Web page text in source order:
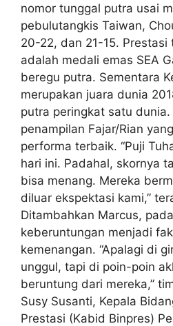
nomor tunggal putra usai
pebulutangkis Taiwan,
20-22, dan 21-15. Prestasi
adalah medali emas SEA
beregu putra. Sementara
merupakan juara dunia
putra peringkat satu dunia.
penampilan Fajar/Rian
performa terbaik. “Puji
hari ini. Padahal, skornya
bisa menang. Mereka
diluar ekspektasi kami,”
Ditambahkan Marcus,
keberuntungan menjadi
kemenangan. “Apalagi di
unggul, tapi di poin-poin
beruntung dari mereka,”
Susy Susanti, Kepala
Prestasi (Kabid Binpres)